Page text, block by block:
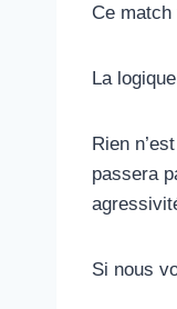
Ce match
La
Rien
passera
Si nous